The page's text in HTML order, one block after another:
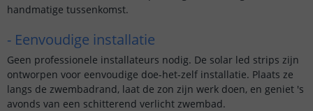
handmatige tussenkomst.
- Eenvoudige installatie
Geen professionele installateurs nodig. De solar led strips zijn
ontworpen voor eenvoudige doe-het-zelf installatie. Plaats ze
langs de zwembadrand, laat de zon zijn werk doen, en geniet 's
avonds van een schitterend verlicht zwembad.